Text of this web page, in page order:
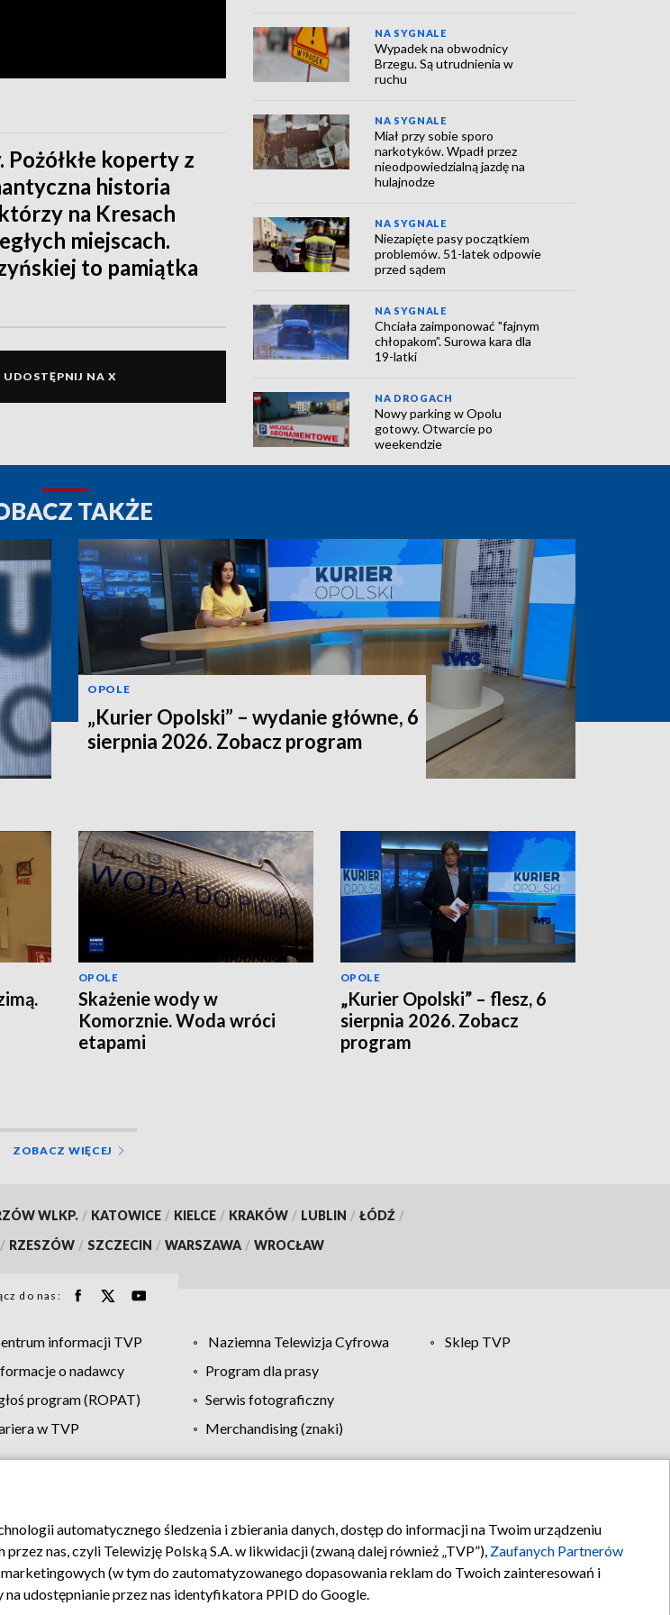
Pożółkłe koperty z
historia
na Kresach
miejscach.
to pamiątka
UDOSTĘPNIJ NA X
NA SYGNALE
Wypadek na obwodnicy
Brzegu. Są utrudnienia w
ruchu
NA SYGNALE
Miał przy sobie sporo
narkotyków. Wpadł przez
nieodpowiedzialną jazdę na
hulajnodze
NA SYGNALE
Niezapięte pasy początkiem
problemów. 51-latek odpowie
przed sądem
NA SYGNALE
Chciała zaimponować "fajnym
chłopakom”. Surowa kara dla
19-latki
NA DROGACH
Nowy parking w Opolu
gotowy. Otwarcie po
weekendzie
TAKŻE
OPOLE
„Kurier Opolski” – wydanie główne, 6
sierpnia 2026. Zobacz program
OPOLE
Skażenie wody w
Komorznie. Woda wróci
etapami
OPOLE
„Kurier Opolski” – flesz, 6
sierpnia 2026. Zobacz
program
ZOBACZ WIĘCEJ
WLKP. / KATOWICE / KIELCE / KRAKÓW / LUBLIN / ŁÓDŹ /
/ RZESZÓW / SZCZECIN / WARSZAWA / WROCŁAW
do nas:
informacji TVP Naziemna Telewizja Cyfrowa
Sklep TVP
o nadawcy
Program dla prasy
program (ROPAT)
Serwis fotograficzny
w TVP
Merchandising (znaki)
Moje zgody Pomoc Biuro reklamy Kontakt
automatycznego śledzenia i zbierania danych, dostęp do informacji na Twoim urządzeniu
nas, czyli Telewizję Polską S.A. w likwidacji (zwaną dalej również „TVP”), Zaufanych Partnerów
marketingowych (w tym do zautomatyzowanego dopasowania reklam do Twoich zainteresowań i
udostępnianie przez nas identyfikatora PPID do Google.